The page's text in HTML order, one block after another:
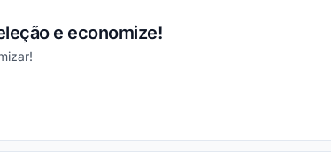
e economize!